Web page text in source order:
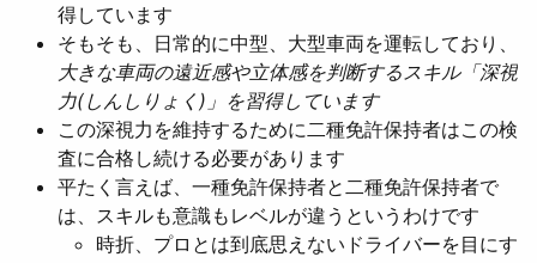
得しています
そもそも、日常的に中型、大型車両を運転しており、
大きな車両の遠近感や立体感を判断するスキル「深視
力(しんしりょく)」を習得しています
この深視力を維持するために二種免許保持者はこの検
査に合格し続ける必要があります
平たく言えば、一種免許保持者と二種免許保持者で
は、スキルも意識もレベルが違うというわけです
時折、プロとは到底思えないドライバーを目にす